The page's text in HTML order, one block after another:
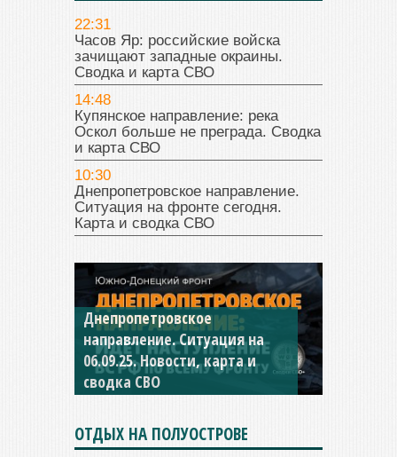
22:31
Часов Яр: российские войска
зачищают западные окраины.
Сводка и карта СВО
14:48
Купянское направление: река
Оскол больше не преграда. Сводка
и карта СВО
10:30
Днепропетровское направление.
Ситуация на фронте сегодня.
Карта и сводка СВО
Константиновское
направление. Ситуация на
04.09.25 Новости, карта и
сводка СВО
ОТДЫХ НА ПОЛУОСТРОВЕ